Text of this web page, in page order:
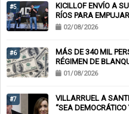
#5
KICILLOF ENVÍO A
RÍOS PARA
02/08/2026
#6
MÁS DE 340 MIL
RÉGIMEN DE
01/08/2026
#7
VILLARRUEL A
“SEA DEMOCRÁTICO